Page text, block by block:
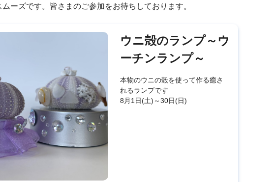
ーズです。皆さまのご参加をお待ちしております。
ウニ殻のランプ～ウ
ーチンランプ～
本物のウニの殻を使って作る癒さ
れるランプです
8月1日(土)～30日(日)